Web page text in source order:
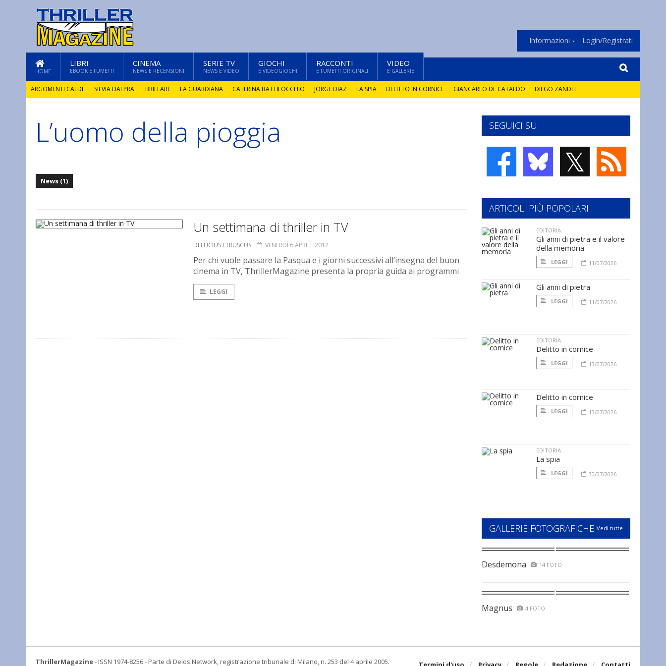
Informazioni Login/Registrati
HOME
LIBRI
EBOOK E FUMETTI
CINEMA
NEWS E RECENSIONI
SERIE TV
NEWS E VIDEO
GIOCHI
E VIDEOGIOCHI
RACCONTI
E FUMETTI ORIGINALI
VIDEO
E GALLERIE
ARGOMENTI CALDI: SILVIA DAI PRA' BRILLARE LA GUARDIANA CATERINA BATTILOCCHIO JORGE DIAZ LA SPIA DELITTO IN CORNICE GIANCARLO DE CATALDO DIEGO ZANDEL
L’uomo della pioggia
News (1)
Un settimana di thriller in TV
DI LUCIUS ETRUSCUS VENERDÌ 6 APRILE 2012
Per chi vuole passare la Pasqua e i giorni successivi all’insegna del buon
cinema in TV, ThrillerMagazine presenta la propria guida ai programmi
LEGGI
SEGUICI SU
𝕏
ARTICOLI PIÙ POPOLARI
EDITORIA
Gli anni di pietra e il valore
della memoria
LEGGI 11/07/2026
Gli anni di pietra
LEGGI 11/07/2026
EDITORIA
Delitto in cornice
LEGGI 13/07/2026
Delitto in cornice
LEGGI 13/07/2026
EDITORIA
La spia
LEGGI 30/07/2026
GALLERIE FOTOGRAFICHE Vedi tutte
Desdemona 14 FOTO
Magnus 4 FOTO
ThrillerMagazine- ISSN 1974-8256 - Parte di Delos Network, registrazione tribunale di Milano, n. 253 del 4 aprile 2005.